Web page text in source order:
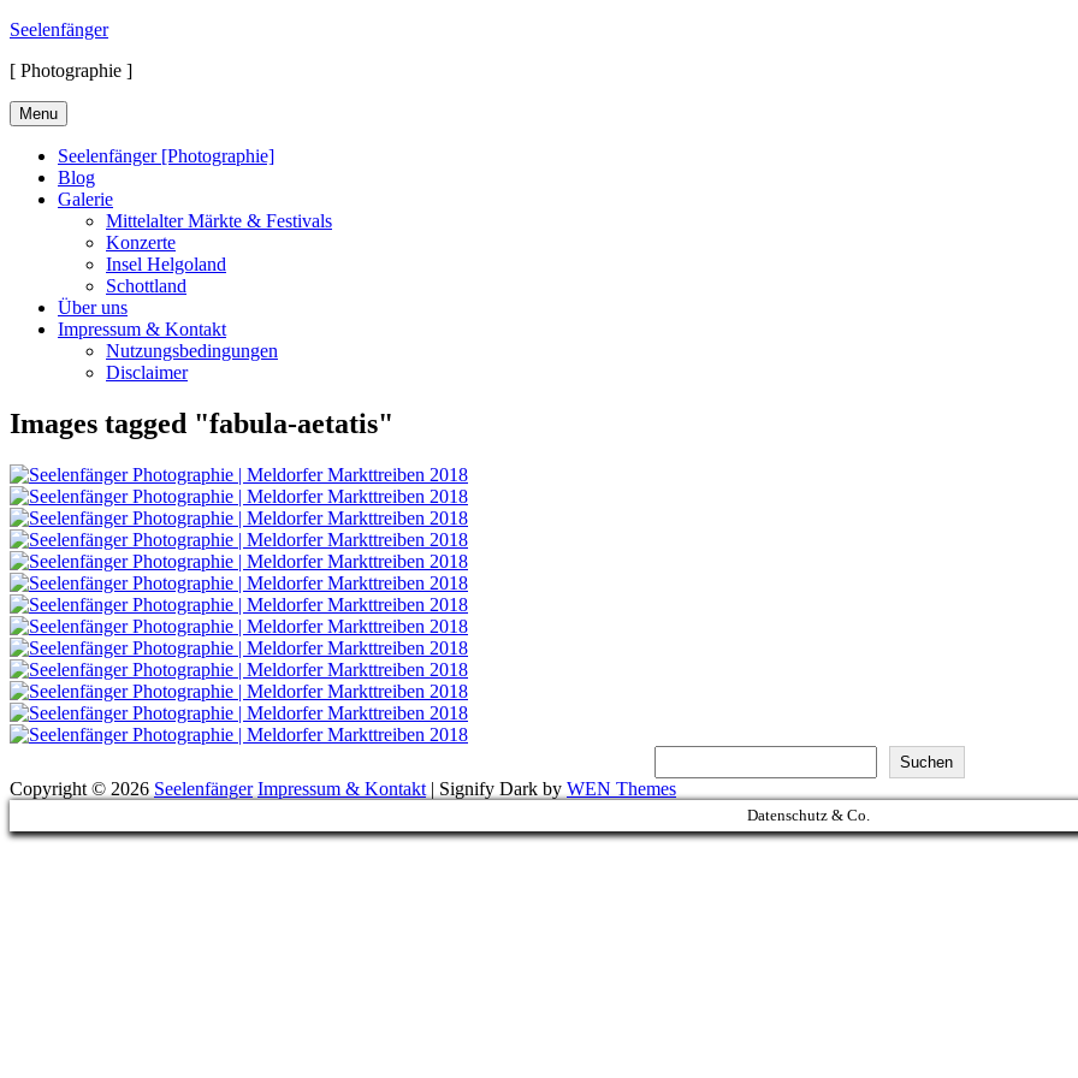
Skip
content
Seelenfänger
[ Photographie ]
Menu
Seelenfänger [Photographie]
Blog
Galerie
Mittelalter Märkte & Festivals
Konzerte
Insel Helgoland
Schottland
Über uns
Impressum & Kontakt
Nutzungsbedingungen
Disclaimer
Images tagged "fabula-aetatis"
Suchen
Copyright © 2026 Seelenfänger Impressum & Kontakt | Signify Dark by WEN Themes
Scroll
Up
Datenschutz & Co.